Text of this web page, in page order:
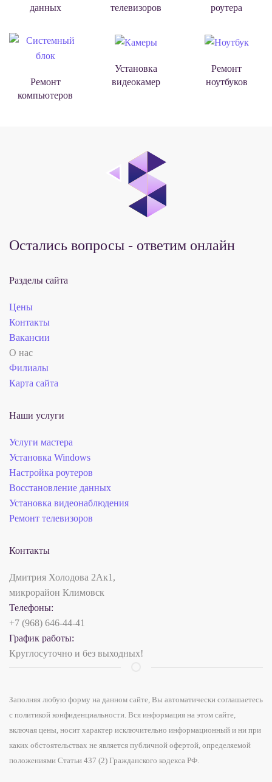
данных
телевизоров
роутера
Ремонт
компьютеров
Установка
видеокамер
Ремонт
ноутбуков
Остались вопросы - ответим онлайн
Разделы сайта
Цены
Контакты
Вакансии
О нас
Филиалы
Карта сайта
Наши услуги
Услуги мастера
Установка Windows
Настройка роутеров
Восстановление данных
Установка видеонаблюдения
Ремонт телевизоров
Контакты
Дмитрия Холодова 2Ак1,
микрорайон Климовск
Телефоны:
+7 (968) 646-44-41
График работы:
Круглосуточно и без выходных!
Заполняя любую форму на данном сайте, Вы автоматически соглашаетесь
с политикой конфиденциальности. Вся информация на этом сайте,
включая цены, носит характер исключительно информационный и ни при
каких обстоятельствах не является публичной офертой, определяемой
положениями Статьи 437 (2) Гражданского кодекса РФ.